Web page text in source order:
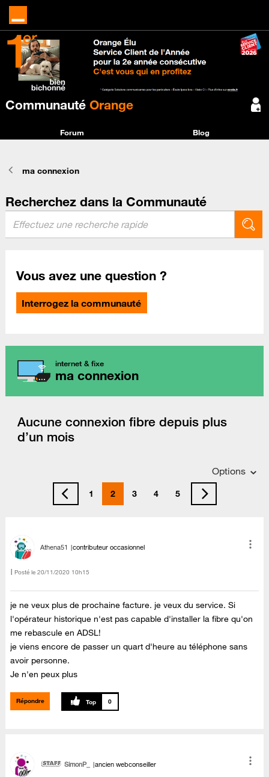
Communauté Orange
Forum Blog
ma connexion
Recherchez dans la Communauté
Vous avez une question ?
Interrogez la communauté
internet & fixe
ma connexion
Aucune connexion fibre depuis plus
d’un mois
Options
1 2 3 4 5
Athena51 contributeur occasionnel
Posté le ‎20/11/2020 10h15
je ne veux plus de prochaine facture. je veux du service. Si
l'opérateur historique n'est pas capable d'installer la fibre qu'on
me rebascule en ADSL!
je viens encore de passer un quart d'heure au téléphone sans
avoir personne.
Je n'en peux plus
Répondre 0
SimonP_ ancien webconseiller